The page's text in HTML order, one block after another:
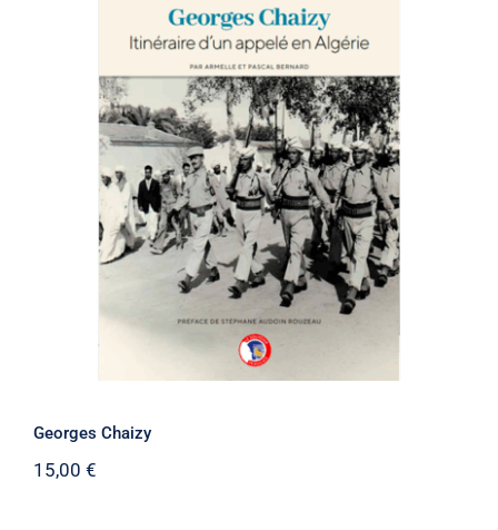
Georges Chaizy
Georges Chaizy
15,00 €